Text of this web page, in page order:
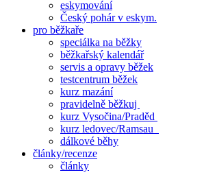
eskymování
Český pohár v eskym.
pro běžkaře
speciálka na běžky
běžkařský kalendář
servis a opravy běžek
testcentrum běžek
kurz mazání
pravidelně běžkuj
kurz Vysočina/Praděd
kurz ledovec/Ramsau
dálkové běhy
články/recenze
články